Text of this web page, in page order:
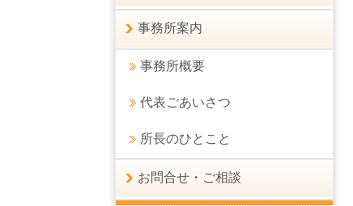
事務所案内
事務所概要
代表ごあいさつ
所長のひとこと
お問合せ・ご相談